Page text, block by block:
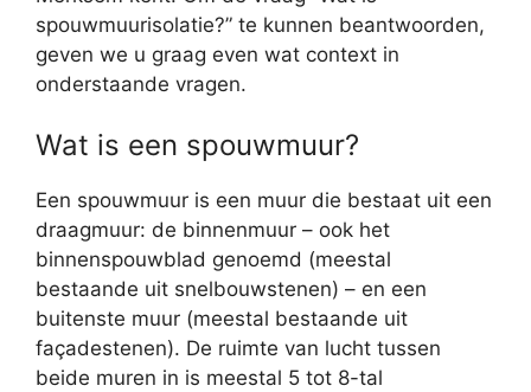
spouwmuurisolatie?” te kunnen beantwoorden,
geven we u graag even wat context in
onderstaande vragen.
Wat is een spouwmuur?
Een spouwmuur is een muur die bestaat uit een
draagmuur: de binnenmuur – ook het
binnenspouwblad genoemd (meestal
bestaande uit snelbouwstenen) – en een
buitenste muur (meestal bestaande uit
façadestenen). De ruimte van lucht tussen
beide muren in is meestal 5 tot 8-tal